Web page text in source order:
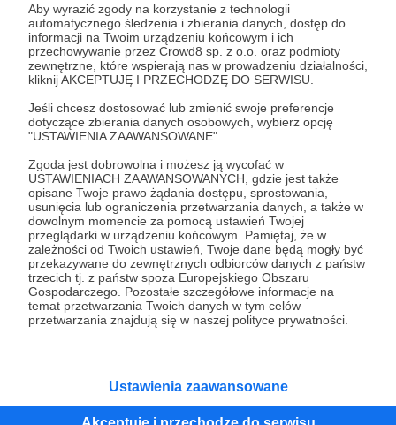
Aby wyrazić zgody na korzystanie z technologii
automatycznego śledzenia i zbierania danych, dostęp do
informacji na Twoim urządzeniu końcowym i ich
przechowywanie przez Crowd8 sp. z o.o. oraz podmioty
zewnętrzne, które wspierają nas w prowadzeniu działalności,
kliknij AKCEPTUJĘ I PRZECHODZĘ DO SERWISU.
Jeśli chcesz dostosować lub zmienić swoje preferencje
dotyczące zbierania danych osobowych, wybierz opcję
"USTAWIENIA ZAAWANSOWANE".
Zgoda jest dobrowolna i możesz ją wycofać w
USTAWIENIACH ZAAWANSOWANYCH, gdzie jest także
opisane Twoje prawo żądania dostępu, sprostowania,
usunięcia lub ograniczenia przetwarzania danych, a także w
dowolnym momencie za pomocą ustawień Twojej
przeglądarki w urządzeniu końcowym. Pamiętaj, że w
zależności od Twoich ustawień, Twoje dane będą mogły być
przekazywane do zewnętrznych odbiorców danych z państw
trzecich tj. z państw spoza Europejskiego Obszaru
Gospodarczego. Pozostałe szczegółowe informacje na
temat przetwarzania Twoich danych w tym celów
przetwarzania znajdują się w naszej polityce prywatności.
Ustawienia zaawansowane
Czy na pewno chcesz kontynuować?
Tak, przejdź do strony
Pozostań na Patronite
Kategorie
O Patronite
Dodatkowe produkty
Pomoc
RegulaminPolityka prywatnościPatronite Commons